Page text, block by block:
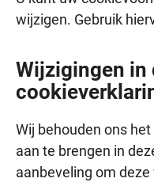
wijzigen. Gebruik
Wijzigingen in
Wij behouden ons
aan te brengen in
aanbeveling om